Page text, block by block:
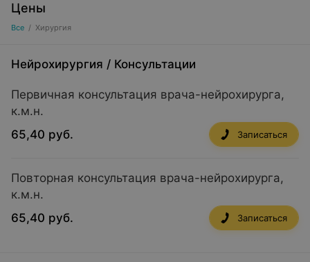
Цены
Все / Хирургия
Нейрохирургия / Консультации
Первичная консультация врача-нейрохирурга,
к.м.н.
65,40 руб.
Записаться
Повторная консультация врача-нейрохирурга,
к.м.н.
65,40 руб.
Записаться